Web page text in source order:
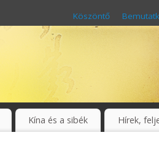
Köszöntő
Kína és a sibék Hírek,